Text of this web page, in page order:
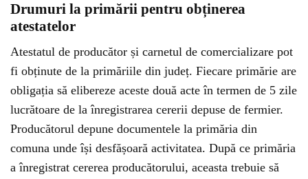
Drumuri la primării pentru obținerea
atestatelor
Atestatul de producător și carnetul de comercializare pot
fi obținute de la primăriile din județ. Fiecare primărie are
obligația să elibereze aceste două acte în termen de 5 zile
lucrătoare de la înregistrarea cererii depuse de fermier.
Producătorul depune documentele la primăria din
comuna unde își desfășoară activitatea. După ce primăria
a înregistrat cererea producătorului, aceasta trebuie să